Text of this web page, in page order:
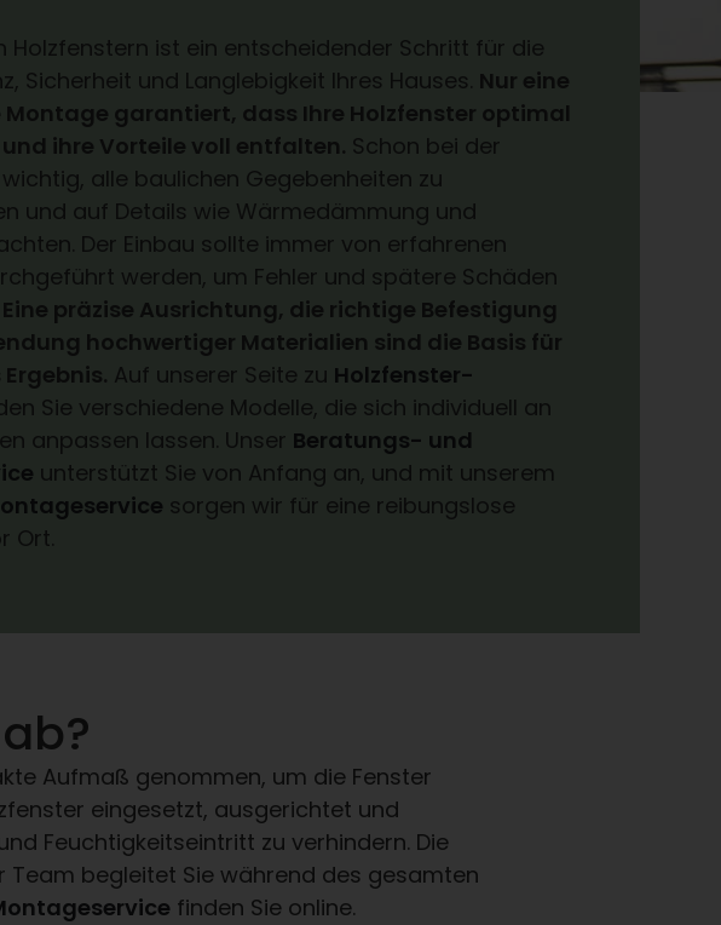
Holzfenstern ist ein entscheidender Schritt für die
Sicherheit und Langlebigkeit Ihres Hauses. Nur eine
garantiert, dass Ihre Holzfenster optimal
ihre Vorteile voll entfalten. Schon bei der
alle baulichen Gegebenheiten zu
und auf Details wie Wärmedämmung und
Der Einbau sollte immer von erfahrenen
werden, um Fehler und spätere Schäden
Eine präzise Ausrichtung, die richtige Befestigung
hochwertiger Materialien sind die Basis für
Auf unserer Seite zu Holzfenster-
Sie verschiedene Modelle, die sich individuell an
anpassen lassen. Unser Beratungs- und
unterstützt Sie von Anfang an, und mit unserem
sorgen wir für eine reibungslose
Ort.
Aufmaß genommen, um die Fenster
eingesetzt, ausgerichtet und
Feuchtigkeitseintritt zu verhindern. Die
Team begleitet Sie während des gesamten
finden Sie online.